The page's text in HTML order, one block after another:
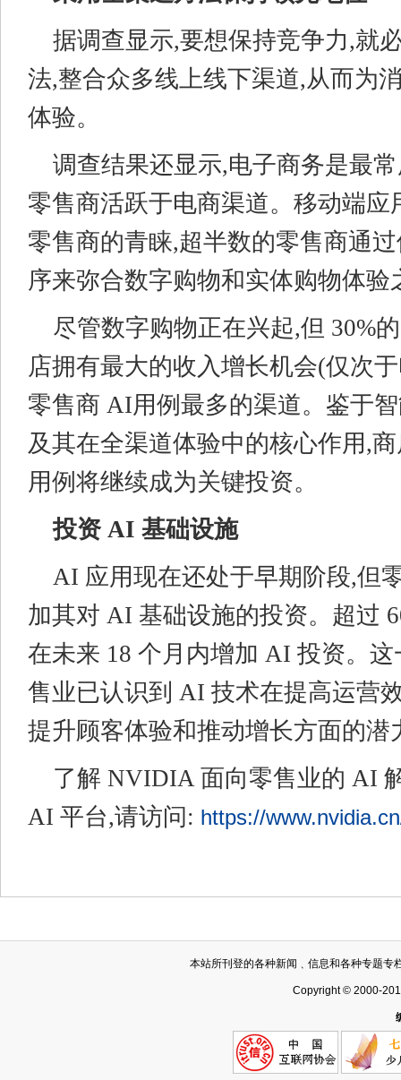
据调查显示,要想保持竞争力,就
法,整合众多线上线下渠道,从而为
体验。
调查结果还显示,电子商务是最
零售商活跃于电商渠道。移动端应
零售商的青睐,超半数的零售商通
序来弥合数字购物和实体购物体验
尽管数字购物正在兴起,但 30%
店拥有最大的收入增长机会(仅次
零售商 AI用例最多的渠道。鉴于
及其在全渠道体验中的核心作用,
用例将继续成为关键投资。
投资 AI 基础设施
AI 应用现在还处于早期阶段,但
加其对 AI 基础设施的投资。超过
在未来 18 个月内增加 AI 投资。
售业已认识到 AI 技术在提高运营
提升顾客体验和推动增长方面的潜
了解 NVIDIA 面向零售业的 AI
AI 平台,请访问: https://
本站所刊登的各种新闻﹑信息和各种专题专
Copyright © 2000-